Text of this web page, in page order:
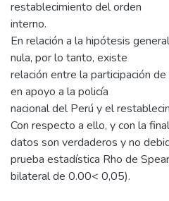
restablecimiento del orden
interno.
En relación a la hipótesis
nula, por lo tanto, existe
relación entre la participación
en apoyo a la policía
nacional del Perú y el
Con respecto a ello, y con la
datos son verdaderos y no
prueba estadística Rho de
bilateral de 0.00< 0,05).